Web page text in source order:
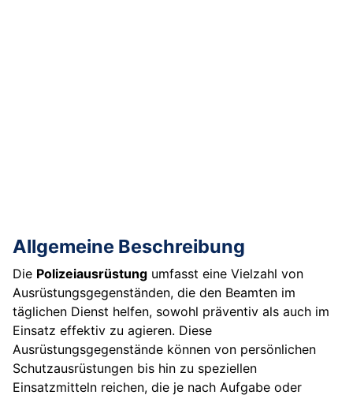
Allgemeine Beschreibung
Die Polizeiausrüstung umfasst eine Vielzahl von
Ausrüstungsgegenständen, die den Beamten im
täglichen Dienst helfen, sowohl präventiv als auch im
Einsatz effektiv zu agieren. Diese
Ausrüstungsgegenstände können von persönlichen
Schutzausrüstungen bis hin zu speziellen
Einsatzmitteln reichen, die je nach Aufgabe oder